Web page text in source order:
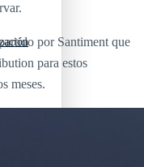
por Santiment que
para estos
meses.